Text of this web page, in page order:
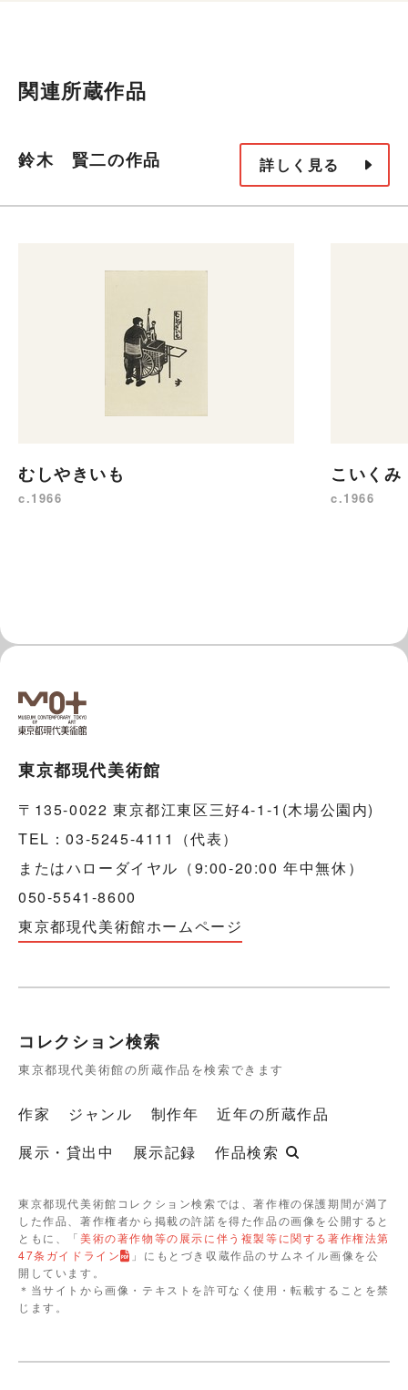
関連所蔵作品
鈴木 賢二の作品 詳しく見る
むしやきいも
c.1966
こいくみ
c.1966
東京都現代美術館
〒135-0022 東京都江東区三好4-1-1(木場公園内)
TEL：03-5245-4111（代表）
またはハローダイヤル（9:00-20:00 年中無休）
050-5541-8600
東京都現代美術館ホームページ
コレクション検索
東京都現代美術館の所蔵作品を検索できます
作家 ジャンル 制作年
近年の所蔵作品
展示・貸出中
展示記録 作品検索
東京都現代美術館コレクション検索では、著作権の保護期間が満了
した作品、著作権者から掲載の許諾を得た作品の画像を公開すると
ともに、「美術の著作物等の展示に伴う複製等に関する著作権法第
47条ガイドライン
」にもとづき収蔵作品のサムネイル画像を公
開しています。
＊当サイトから画像・テキストを許可なく使用・転載することを禁
じます。